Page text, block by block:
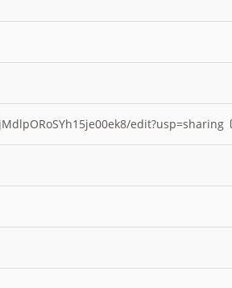
edit?usp=sharing